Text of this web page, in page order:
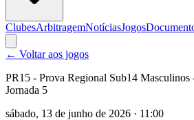
ClubesArbitragemNotíciasJogos
← Voltar aos jogos
PR15 - Prova Regional Sub14 Masculinos
Jornada 5
sábado, 13 de junho de 2026 · 11:00